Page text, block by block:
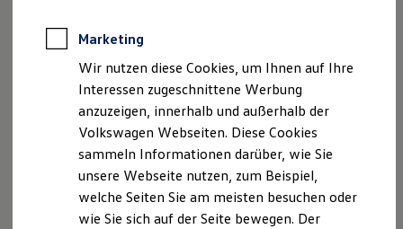
Rekuperation
Laden unterwegs
Laden Zuhause
Ladestationen finden
Ladezeitensimulator
Batterie
Sicherheit
Nachhaltigkeit
Technologie
Kosten und Kauf
Persönlich haftende Gesellschaft: Autohaus Gungl
Verwaltung GmbH
Sitz: Böhmenkirch
Amtsgericht Ulm HRB 734813
Geschäftsführer: Andreas Gungl
Verbraucherinformation gemäß Verordnung EU Nr.
524/2013:
Die Europäische Kommission stellt eine Plattform zur
Online-Streitbeilegung (OS) bereit. Die Plattform
Marketing
Wir nutzen diese Cookies, um Ihnen auf Ihre
Interessen zugeschnittene Werbung
anzuzeigen, innerhalb und außerhalb der
Volkswagen Webseiten. Diese Cookies
sammeln Informationen darüber, wie Sie
unsere Webseite nutzen, zum Beispiel,
welche Seiten Sie am meisten besuchen oder
wie Sie sich auf der Seite bewegen. Der